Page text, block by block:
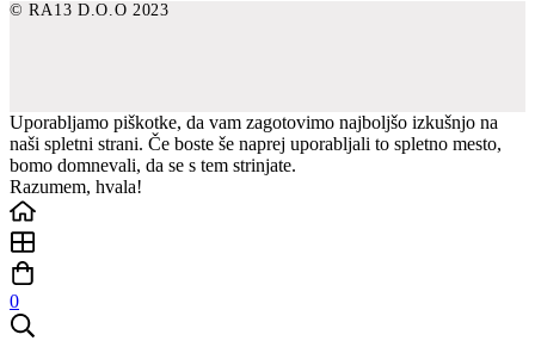
© RA13 D.O.O 2023
Uporabljamo piškotke, da vam zagotovimo najboljšo izkušnjo na
naši spletni strani. Če boste še naprej uporabljali to spletno mesto,
bomo domnevali, da se s tem strinjate.
Razumem, hvala!
0